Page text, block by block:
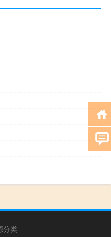
分类